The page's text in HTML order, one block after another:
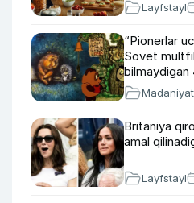
Layfstayl
“Pionerlar
Sovet
Madaniyat
Britaniya
amal
Layfstayl